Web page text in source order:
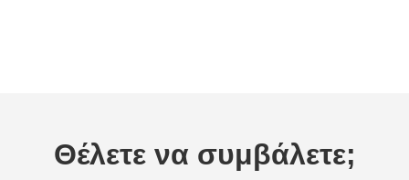
Θέλετε να συμβάλετε;